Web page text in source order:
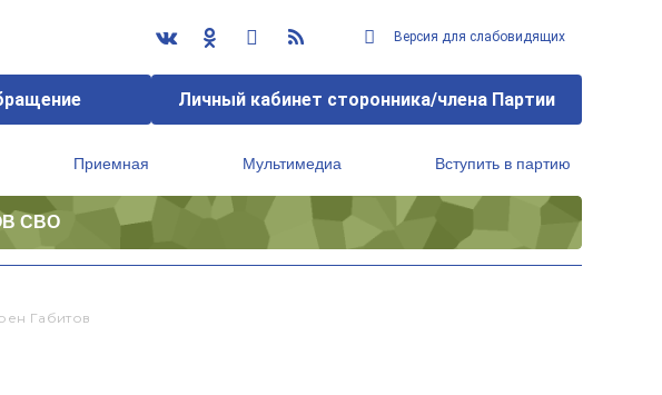
Версия для слабовидящих
Личный кабинет сторонника/члена Партии
Приемная Мультимедиа Вступить в партию
СВО
Габитов